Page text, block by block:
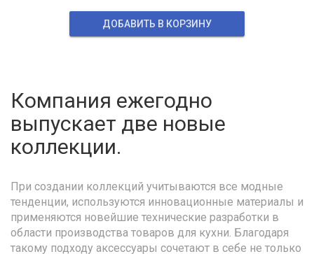
ДОБАВИТЬ В КОРЗИНУ
Компания ежегодно
выпускает две новые
коллекции.
При создании коллекций учитываются все модные
тенденции, используются инновационные материалы и
применяются новейшие технические разработки в
области производства товаров для кухни. Благодаря
такому подходу аксессуары сочетают в себе не только